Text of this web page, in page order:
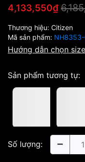
4,133,550₫
Thương hiệu: Citizen
Mã sản phẩm:
Hướng dẫn chọn size
Sản phẩm tương tự:
Số lượng: